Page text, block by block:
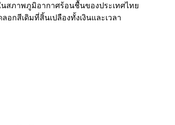
นสภาพภูมิอากาศร้อนชื้นของประเทศไทย
กสีเดิมที่สิ้นเปลืองทั้งเงินและเวลา